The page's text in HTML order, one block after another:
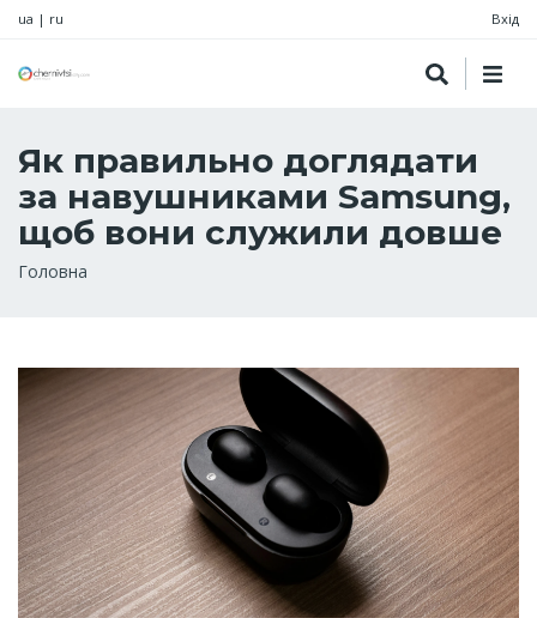
ua | ru Вхід
Як правильно доглядати
за навушниками Samsung,
щоб вони служили довше
Рядок
Головна